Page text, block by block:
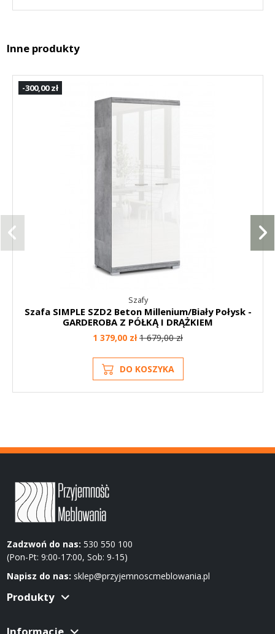
Inne produkty
-300,00 zł
Szafy
Szafa SIMPLE SZD2 Beton Millenium/Biały Połysk -
GARDEROBA Z PÓŁKĄ I DRĄŻKIEM
1 379,00 zł1 679,00 zł
DO KOSZYKA
Zadzwoń do nas: 530 550 100
(Pon-Pt: 9:00-17:00, Sob: 9-15)
Napisz do nas: sklep@przyjemnoscmeblowania.pl
Produkty
Informacje